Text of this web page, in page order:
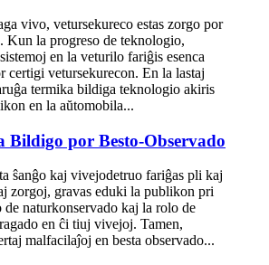
vivo, vetursekureco estas zorgo por
Kun la progreso de teknologio,
en la veturilo fariĝis esenca
certigi vetursekurecon. En la lastaj
termika bildiga teknologio akiris
en la aŭtomobila...
Bildigo por Besto-Observado
ŝanĝo kaj vivejodetruo fariĝas pli kaj
zorgoj, gravas eduki la publikon pri
de naturkonservado kaj la rolo de
en ĉi tiuj vivejoj. Tamen,
malfacilaĵoj en besta observado...